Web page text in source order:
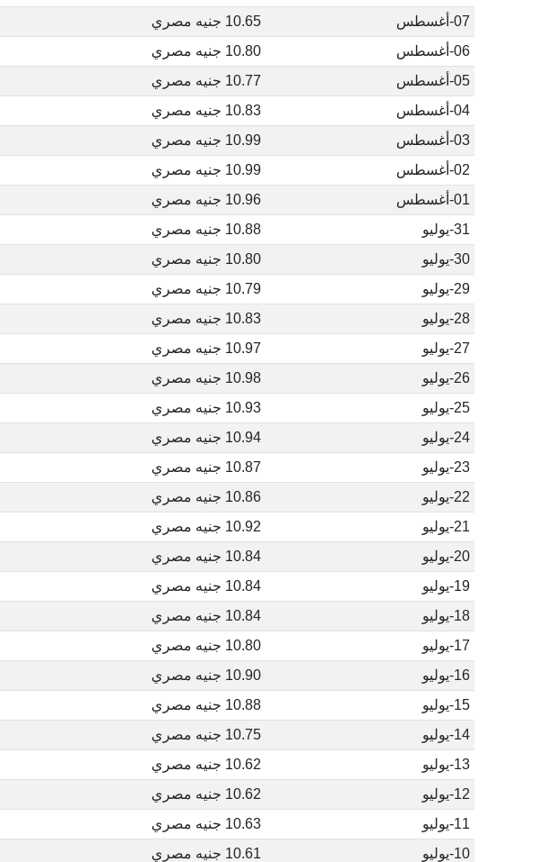
07-أغسطس
10.65 جنيه مصري
06-أغسطس
10.80 جنيه مصري
05-أغسطس
10.77 جنيه مصري
04-أغسطس
10.83 جنيه مصري
03-أغسطس
10.99 جنيه مصري
02-أغسطس
10.99 جنيه مصري
01-أغسطس
10.96 جنيه مصري
31-يوليو
10.88 جنيه مصري
30-يوليو
10.80 جنيه مصري
29-يوليو
10.79 جنيه مصري
28-يوليو
10.83 جنيه مصري
27-يوليو
10.97 جنيه مصري
26-يوليو
10.98 جنيه مصري
25-يوليو
10.93 جنيه مصري
24-يوليو
10.94 جنيه مصري
23-يوليو
10.87 جنيه مصري
22-يوليو
10.86 جنيه مصري
21-يوليو
10.92 جنيه مصري
20-يوليو
10.84 جنيه مصري
19-يوليو
10.84 جنيه مصري
18-يوليو
10.84 جنيه مصري
17-يوليو
10.80 جنيه مصري
16-يوليو
10.90 جنيه مصري
15-يوليو
10.88 جنيه مصري
14-يوليو
10.75 جنيه مصري
13-يوليو
10.62 جنيه مصري
12-يوليو
10.62 جنيه مصري
11-يوليو
10.63 جنيه مصري
10-يوليو
10.61 جنيه مصري